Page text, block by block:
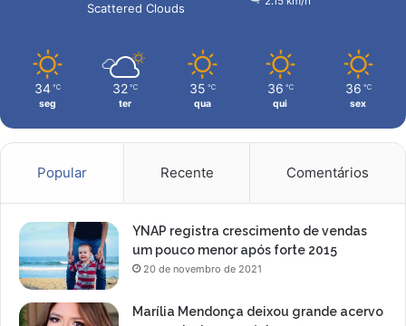
Scattered Clouds
34 ℃
seg
32 ℃
ter
35 ℃
qua
36 ℃
qui
36 ℃
sex
Popular Recente Comentários
YNAP registra crescimento de vendas
um pouco menor após forte 2015
20 de novembro de 2021
Marília Mendonça deixou grande acervo